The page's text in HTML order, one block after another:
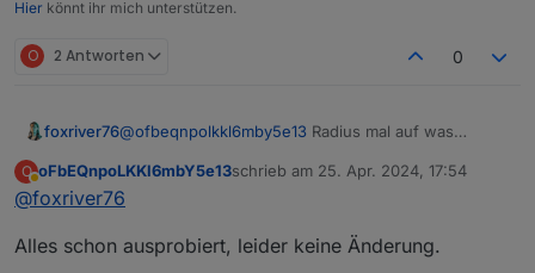
Hier könnt ihr mich unterstützen.
O 2 Antworten 0
foxriver76@ofbeqnpolkkl6mby5e13 Radius mal auf was
anlegst kommt dann was?
O
Abwesend
oFbEQnpoLKKl6mbY5e13schrieb am 25. Apr. 2024, 17:54
zuletzt editiert von
@foxriver76
Alles schon ausprobiert, leider keine Änderung.